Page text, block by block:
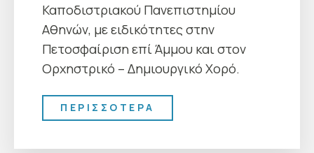
Καποδιστριακού Πανεπιστημίου
Αθηνών, με ειδικότητες στην
Πετοσφαίριση επί Άμμου και στον
Ορχηστρικό – Δημιουργικό Χορό.
ΠΕΡΙΣΣΟΤΕΡΑ